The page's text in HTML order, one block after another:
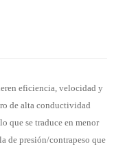
eficiencia, velocidad y
de alta conductividad
que se traduce en menor
de presión/contrapeso que